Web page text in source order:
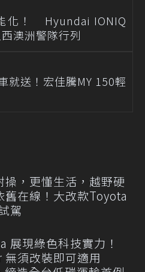
化！ Hyundai IONIQ
澳洲警隊行列
就送！宏佳騰MY 150輕
操，更懂生活，越野硬
舊在線！大改款Toyota
駕
展現綠色科技實力！
無須改裝即可適用